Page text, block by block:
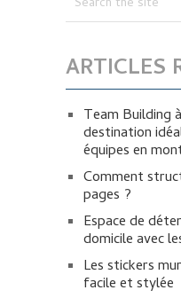
ARTICLES
Team Building
destination
équipes en
Comment
pages ?
Espace de
domicile avec
Les stickers
facile et stylée